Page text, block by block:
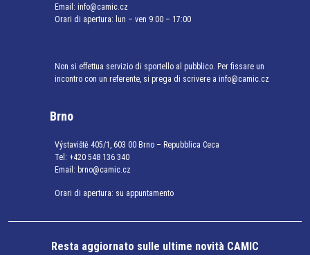
Email: info@camic.cz
Orari di apertura: lun – ven 9:00 – 17:00
Non si effettua servizio di sportello al pubblico. Per fissare un
incontro con un referente, si prega di scrivere a info@camic.cz
Brno
Výstaviště 405/1, 603 00 Brno – Repubblica Ceca
Tel: +420 548 136 340
Email: brno@camic.cz
Orari di apertura: su appuntamento
Resta aggiornato sulle ultime novità CAMIC